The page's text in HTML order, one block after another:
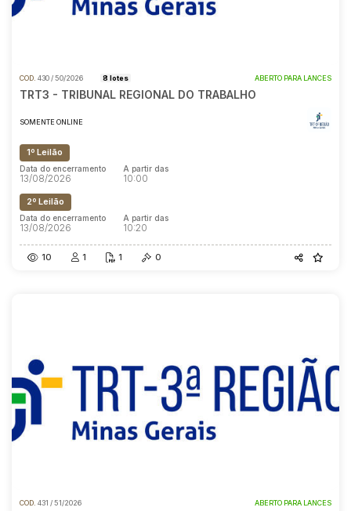
COD. 430 / 50/2026 8 lotes ABERTO PARA LANCES
TRT3 - TRIBUNAL REGIONAL DO TRABALHO
SOMENTE ONLINE
1º Leilão
Data do encerramento
13/08/2026
A partir das
10:00
2º Leilão
Data do encerramento
13/08/2026
A partir das
10:20
10 1 1 0
COD. 431 / 51/2026 ABERTO PARA LANCES